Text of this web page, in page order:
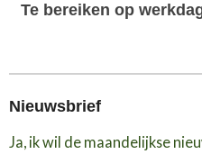
Te bereiken op
Nieuwsbrief
Ja, ik wil de maandelijkse